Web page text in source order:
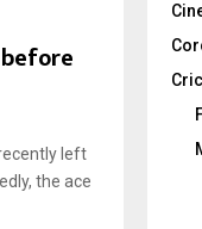
left
the ace